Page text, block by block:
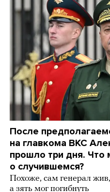
После
на главкома ВКС
прошло три дня. Что
о случившемся?
Похоже, сам генерал
а зять мог погибнуть